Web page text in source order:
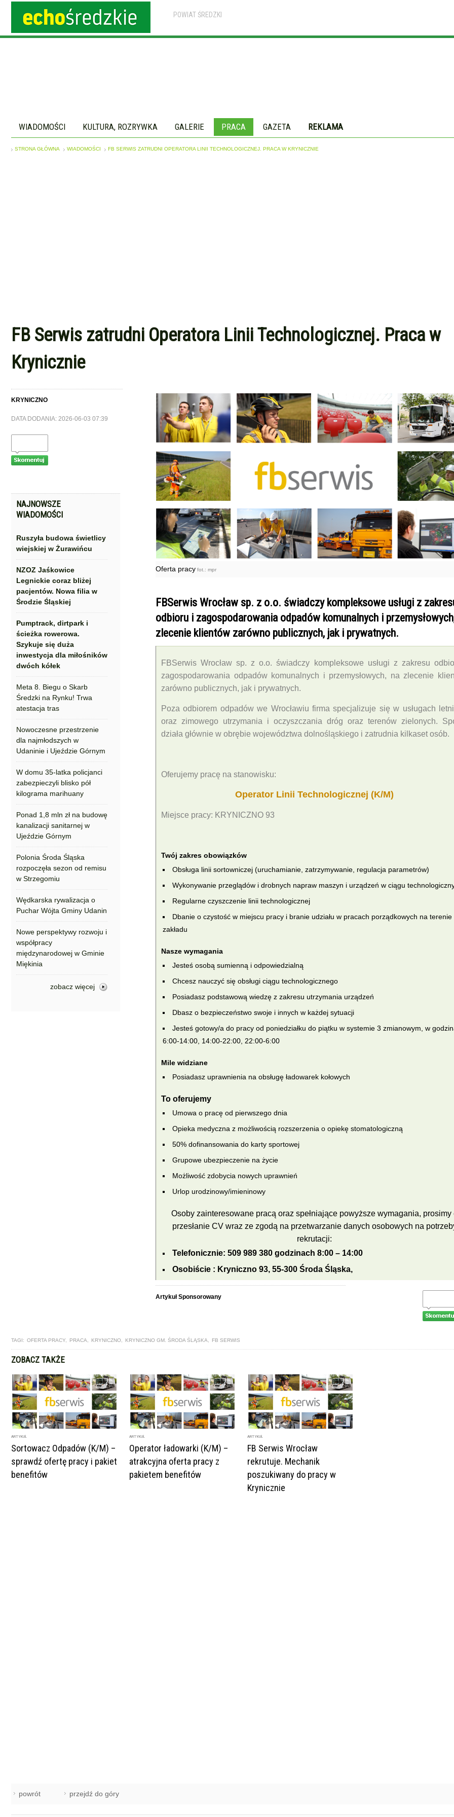
POWIAT ŚREDZKI
WIADOMOŚCI KULTURA, ROZRYWKA GALERIE PRACA GAZETA REKLAMA
STRONA GŁÓWNA WIADOMOŚCI FB SERWIS ZATRUDNI OPERATORA LINII TECHNOLOGICZNEJ. PRACA W KRYNICZNIE
FB Serwis zatrudni Operatora Linii Technologicznej. Praca w
Krynicznie
KRYNICZNO
DATA DODANIA: 2026-06-03 07:39
NAJNOWSZE
WIADOMOŚCI
Ruszyła budowa świetlicy
wiejskiej w Żurawińcu
NZOZ Jaśkowice
Legnickie coraz bliżej
pacjentów. Nowa filia w
Środzie Śląskiej
Pumptrack, dirtpark i
ścieżka rowerowa.
Szykuje się duża
inwestycja dla miłośników
dwóch kółek
Meta 8. Biegu o Skarb
Średzki na Rynku! Trwa
atestacja tras
Nowoczesne przestrzenie
dla najmłodszych w
Udaninie i Ujeździe Górnym
W domu 35-latka policjanci
zabezpieczyli blisko pół
kilograma marihuany
Ponad 1,8 mln zł na budowę
kanalizacji sanitarnej w
Ujeździe Górnym
Polonia Środa Śląska
rozpoczęła sezon od remisu
w Strzegomiu
Wędkarska rywalizacja o
Puchar Wójta Gminy Udanin
Nowe perspektywy rozwoju i
współpracy
międzynarodowej w Gminie
Miękinia
zobacz więcej
Oferta pracy fot.: mpr
FBSerwis Wrocław sp. z o.o. świadczy kompleksowe usługi z
odbioru i ‎zagospodarowania odpadów komunalnych i
zlecenie klientów zarówno ‎publicznych, jak i prywatnych.‎
FBSerwis Wrocław sp. z o.o. świadczy kompleksowe usługi z zakresu
‎zagospodarowania odpadów komunalnych i przemysłowych, na zlecenie
zarówno ‎publicznych, jak i prywatnych.‎
Poza odbiorem odpadów we Wrocławiu firma specjalizuje się w usługach
oraz ‎zimowego utrzymania i oczyszczania dróg oraz terenów zielonych.
działa głównie w ‎obrębie województwa dolnośląskiego i zatrudnia kilkaset osób.‎
Oferujemy pracę na stanowisku:
Operator Linii Technologicznej (K/M)
Miejsce pracy: KRYNICZNO 93
Twój zakres obowiązków
Obsługa linii sortowniczej (uruchamianie, zatrzymywanie, regulacja parametrów)
Wykonywanie przeglądów i drobnych napraw maszyn i urządzeń w ciągu
Regularne czyszczenie linii technologicznej
Dbanie o czystość w miejscu pracy i branie udziału w pracach porządkowych na terenie
zakładu
Nasze wymagania
Jesteś osobą sumienną i odpowiedzialną
Chcesz nauczyć się obsługi ciągu technologicznego
Posiadasz podstawową wiedzę z zakresu utrzymania urządzeń
Dbasz o bezpieczeństwo swoje i innych w każdej sytuacji
Jesteś gotowy/a do pracy od poniedziałku do piątku w systemie 3 zmianowym, w
6:00-14:00, 14:00-22:00, 22:00-6:00
Mile widziane
Posiadasz uprawnienia na obsługę ładowarek kołowych
To oferujemy
Umowa o pracę od pierwszego dnia
Opieka medyczna z możliwością rozszerzenia o opiekę stomatologiczną
50% dofinansowania do karty sportowej
Grupowe ubezpieczenie na życie
Możliwość zdobycia nowych uprawnień
Urlop urodzinowy/imieninowy
Osoby zainteresowane pracą oraz spełniające powyższe wymagania, prosimy
przesłanie CV wraz ze zgodą na przetwarzanie danych osobowych na
rekrutacji:
Telefonicznie: 509 989 380 godzinach 8:00 – 14:00
Osobiście : Kryniczno 93, 55-300 Środa Śląska,
Artykuł Sponsorowany
TAGI: OFERTA PRACY PRACA KRYNICZNO KRYNICZNO GM. ŚRODA ŚLĄSKA FB SERWIS
ZOBACZ TAKŻE
ARTYKUŁ
Sortowacz Odpadów (K/M) –
sprawdź ofertę pracy i pakiet
benefitów
ARTYKUŁ
Operator ładowarki (K/M) –
atrakcyjna oferta pracy z
pakietem benefitów
ARTYKUŁ
FB Serwis Wrocław
rekrutuje. Mechanik
poszukiwany do pracy w
Krynicznie
powrót przejdź do góry